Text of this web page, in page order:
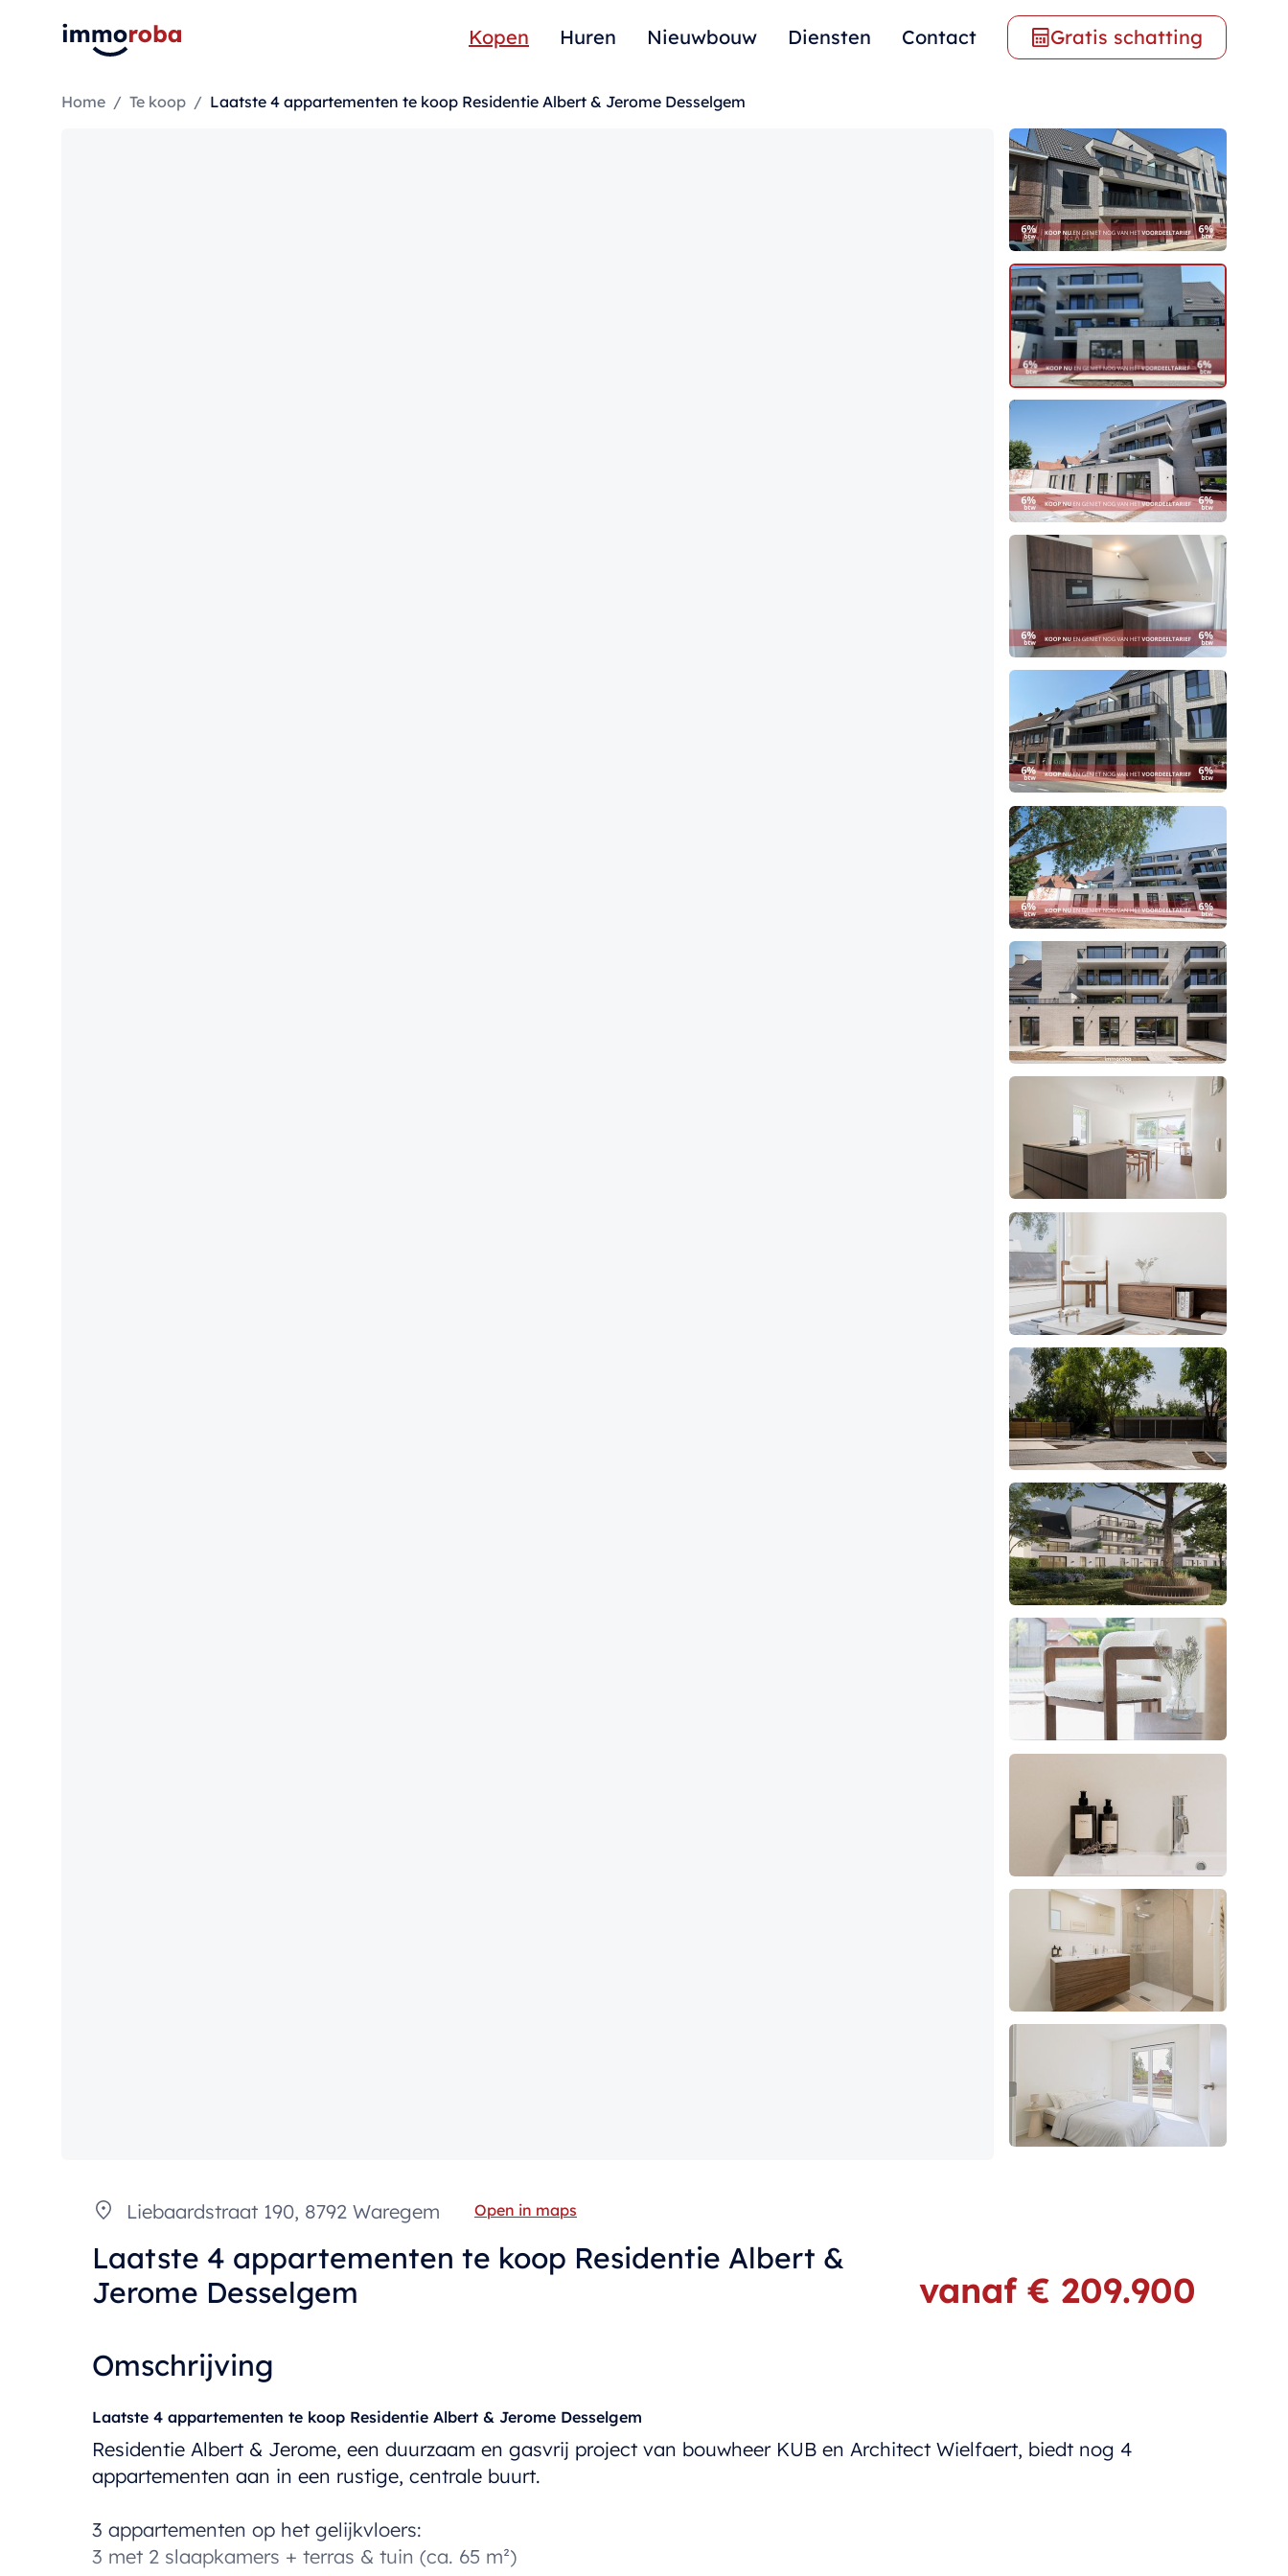
Kopen Huren Nieuwbouw Diensten Contact Gratis schatting
Home / Te koop / Laatste 4 appartementen te koop Residentie Albert & Jerome Desselgem
Liebaardstraat 190, 8792 Waregem Open in maps
Laatste 4 appartementen te koop Residentie Albert &
Jerome Desselgem
vanaf € 209.900
Omschrijving
Laatste 4 appartementen te koop Residentie Albert & Jerome Desselgem
Residentie Albert & Jerome, een duurzaam en gasvrij project van bouwheer KUB en Architect Wielfaert, biedt nog 4
appartementen aan in een rustige, centrale buurt.
3 appartementen op het gelijkvloers:
3 met 2 slaapkamers + terras & tuin (ca. 65 m²)